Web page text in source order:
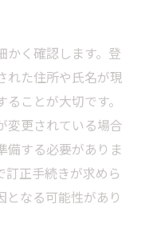
かく確認します。登
れた住所や氏名が現
ことが大切です。
変更されている場合
備する必要がありま
訂正手続きが求めら
なる可能性があり